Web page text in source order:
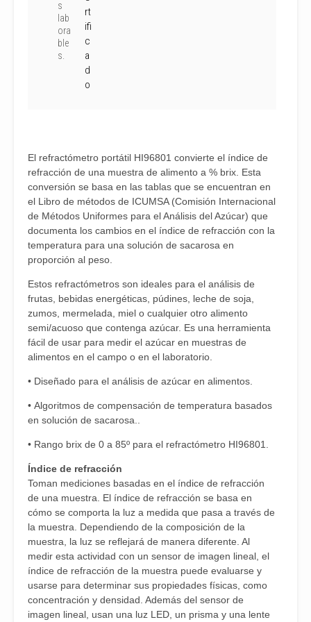
s
lab
ora
ble
s.
rt
ifi
c
a
d
o
El refractómetro portátil HI96801 convierte el índice de
refracción de una muestra de alimento a % brix. Esta
conversión se basa en las tablas que se encuentran en
el Libro de métodos de ICUMSA (Comisión Internacional
de Métodos Uniformes para el Análisis del Azúcar) que
documenta los cambios en el índice de refracción con la
temperatura para una solución de sacarosa en
proporción al peso.
Estos refractómetros son ideales para el análisis de
frutas, bebidas energéticas, púdines, leche de soja,
zumos, mermelada, miel o cualquier otro alimento
semi/acuoso que contenga azúcar. Es una herramienta
fácil de usar para medir el azúcar en muestras de
alimentos en el campo o en el laboratorio.
• Diseñado para el análisis de azúcar en alimentos.
• Algoritmos de compensación de temperatura basados
en solución de sacarosa..
• Rango brix de 0 a 85º para el refractómetro HI96801.
Índice de refracción
Toman mediciones basadas en el índice de refracción
de una muestra. El índice de refracción se basa en
cómo se comporta la luz a medida que pasa a través de
la muestra. Dependiendo de la composición de la
muestra, la luz se reflejará de manera diferente. Al
medir esta actividad con un sensor de imagen lineal, el
índice de refracción de la muestra puede evaluarse y
usarse para determinar sus propiedades físicas, como
concentración y densidad. Además del sensor de
imagen lineal, usan una luz LED, un prisma y una lente